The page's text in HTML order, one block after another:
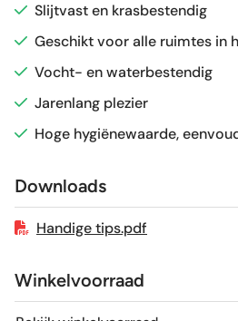
Vorstbestendig
Sortering
Craquelé
Geschikt voor vloerverwarming
Slijtvast en krasbestendig
Geschikt voor alle ruimtes in
Vocht- en waterbestendig
Jarenlang plezier
Hoge hygiënewaarde,
Downloads
Handige tips.pdf
Winkelvoorraad